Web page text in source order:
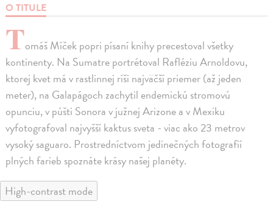
O TITULE
Tomáš Míček popri písaní knihy precestoval všetky
kontinenty. Na Sumatre portrétoval Rafléziu Arnoldovu,
ktorej kvet má v rastlinnej ríši najväčší priemer (až jeden
meter), na Galapágoch zachytil endemickú stromovú
opunciu, v púšti Sonora v južnej Arizone a v Mexiku
vyfotografoval najvyšší kaktus sveta - viac ako 23 metrov
vysoký saguaro. Prostredníctvom jedinečných fotografií
plných farieb spoznáte krásy našej planéty.
High-contrast mode